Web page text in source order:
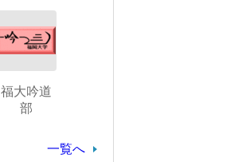
福大吟道
部
一覧へ